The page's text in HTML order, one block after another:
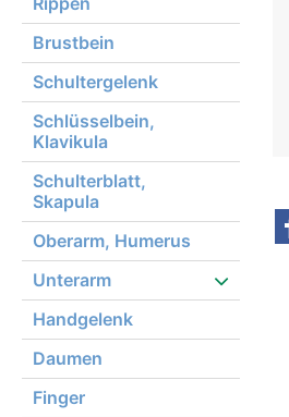
Brustbein
Schultergelenk
Schlüsselbein,
Klavikula
Schulterblatt,
Skapula
Oberarm, Humerus
Unterarm
Handgelenk
Daumen
Finger